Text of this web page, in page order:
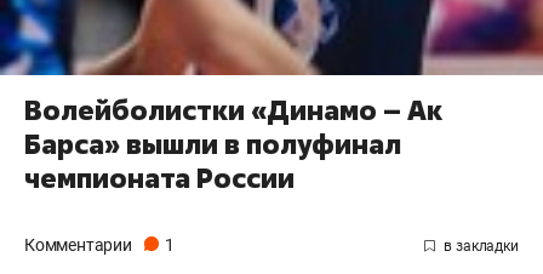
Волейболистки «Динамо – Ак
Барса» вышли в полуфинал
чемпионата России
Комментарии 1